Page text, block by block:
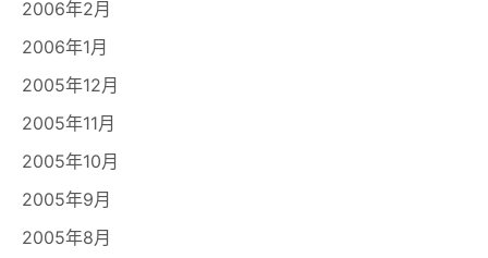
2006年2月
2006年1月
2005年12月
2005年11月
2005年10月
2005年9月
2005年8月